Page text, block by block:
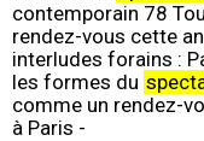
contemporain 78
rendez-vous cette
interludes forains :
les formes du
comme un rendez-
à Paris -